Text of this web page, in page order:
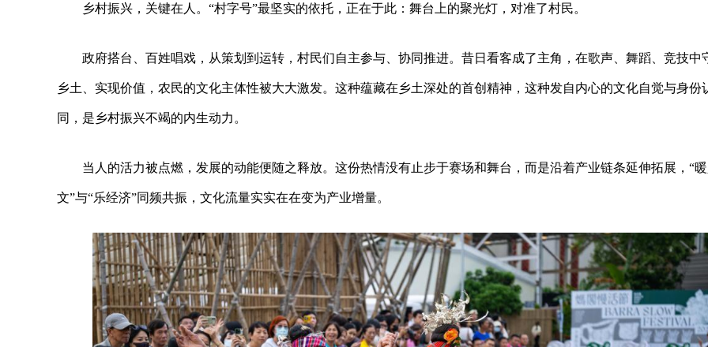
乡村振兴，关键在人。“村字号”最坚实的依托，正在于此：舞台上的聚光灯，对准了村民。
政府搭台、百姓唱戏，从策划到运转，村民们自主参与、协同推进。昔日看客成了主角，在歌声、舞蹈、竞技中
乡土、实现价值，农民的文化主体性被大大激发。这种蕴藏在乡土深处的首创精神，这种发自内心的文化自觉与身份
同，是乡村振兴不竭的内生动力。
当人的活力被点燃，发展的动能便随之释放。这份热情没有止步于赛场和舞台，而是沿着产业链条延伸拓展，“暖
文”与“乐经济”同频共振，文化流量实实在在变为产业增量。